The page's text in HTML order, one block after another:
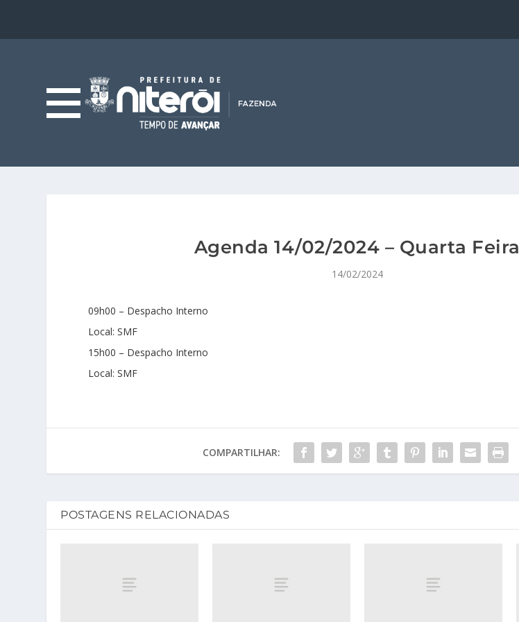
Agenda 14/02/2024 – Quarta Feira
14/02/2024
09h00 – Despacho Interno
Local: SMF
15h00 – Despacho Interno
Local: SMF
COMPARTILHAR:
POSTAGENS RELACIONADAS